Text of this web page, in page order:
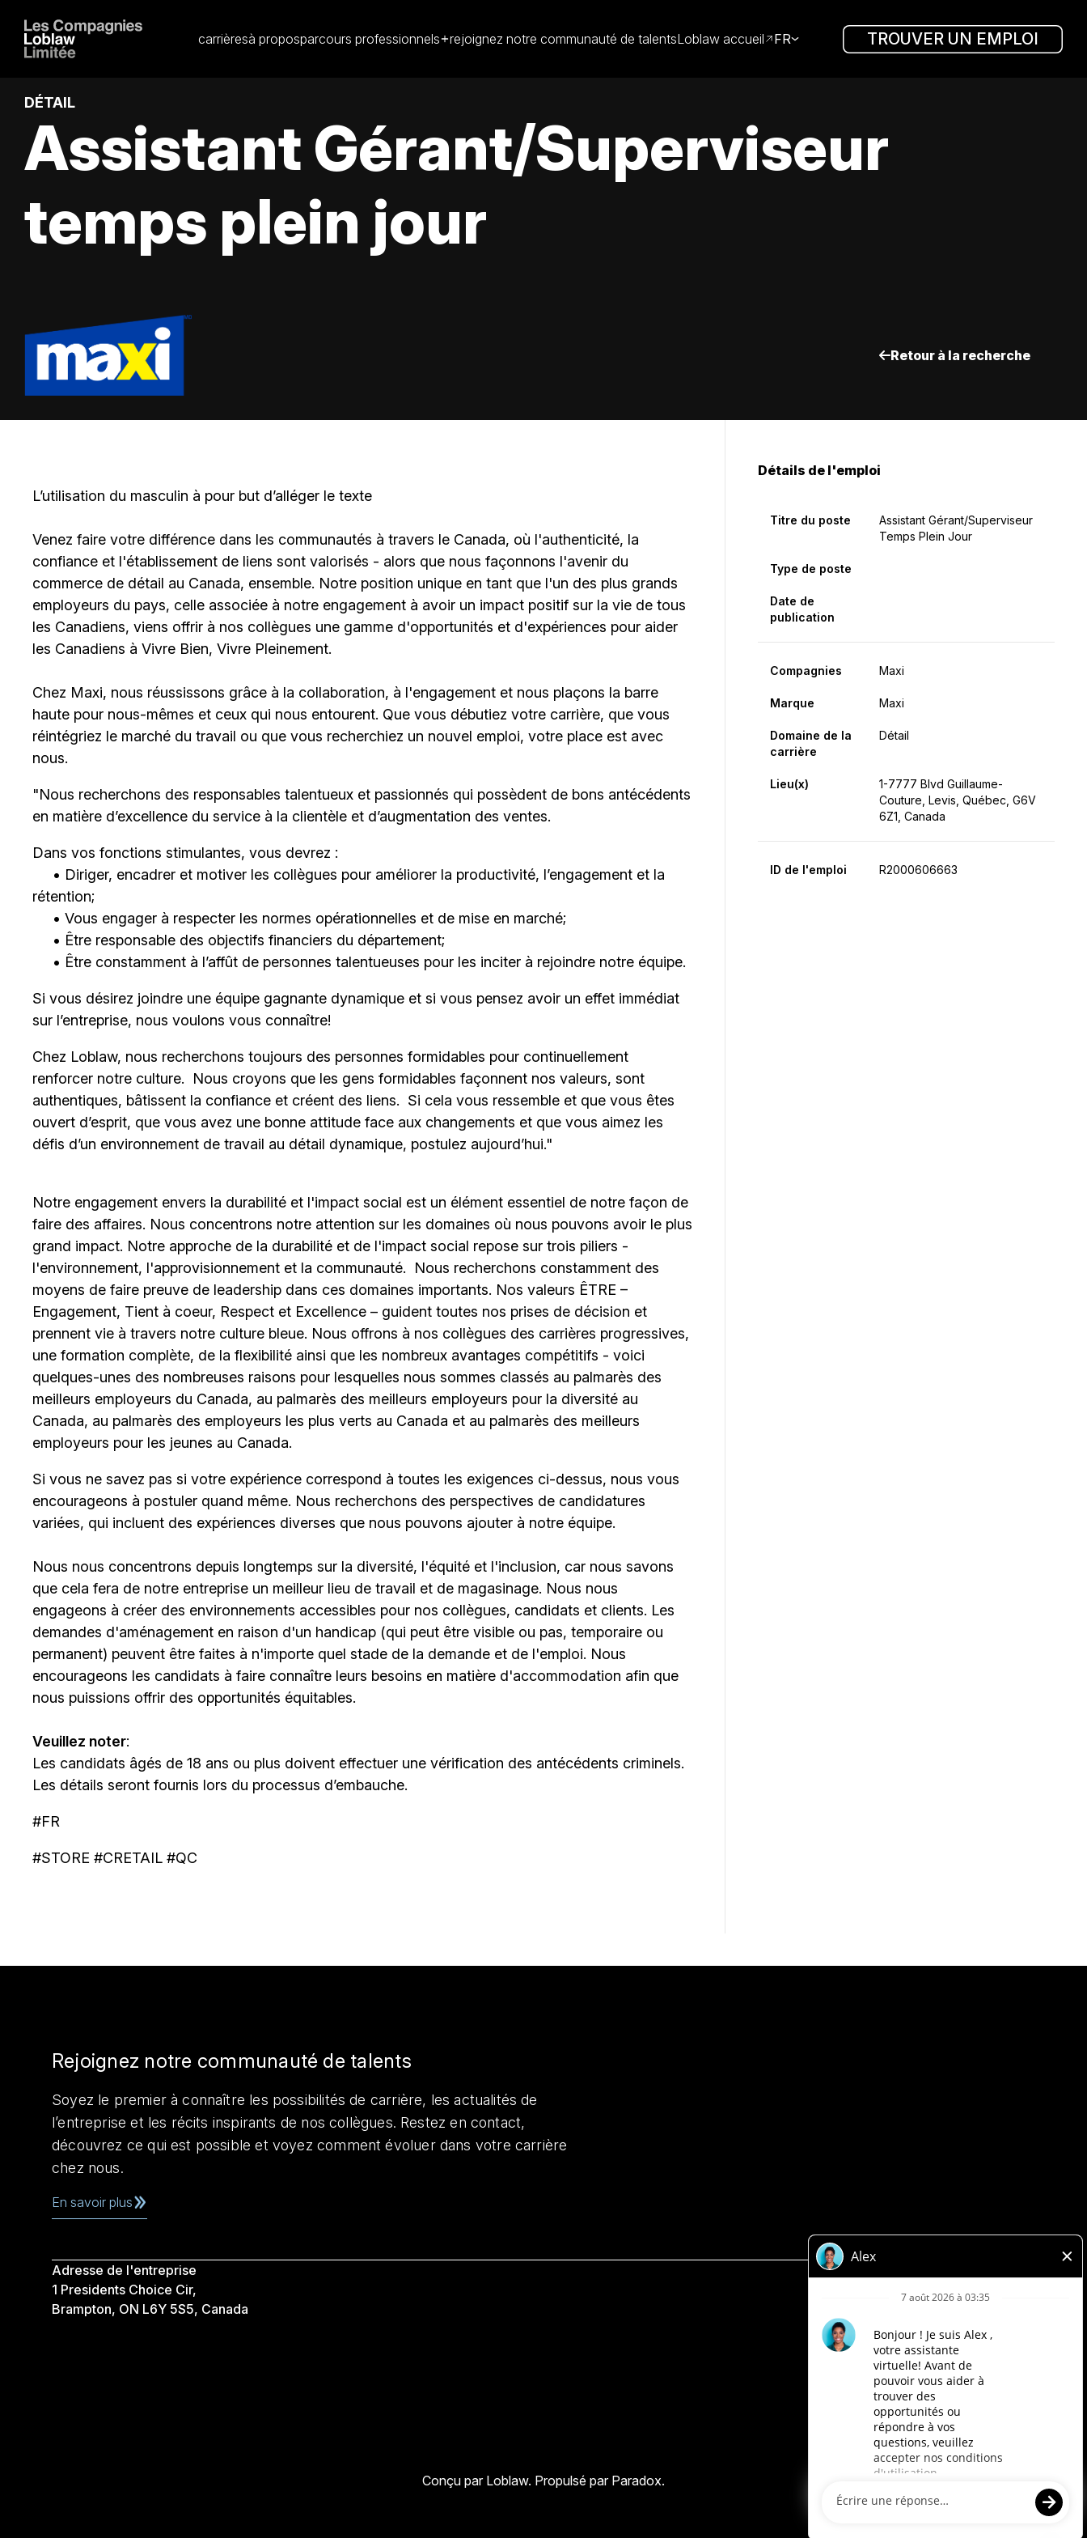
carrièresà proposparcours professionnels rejoignez notre communauté de talentsLoblaw accueil FR TROUVER UN EMPLOI
DÉTAIL
Assistant Gérant/Superviseur
temps plein jour
Retour à la recherche
L’utilisation du masculin à pour but d’alléger le texte
Venez faire votre différence dans les communautés à travers le Canada, où l'authenticité, la
confiance et l'établissement de liens sont valorisés - alors que nous façonnons l'avenir du
commerce de détail au Canada, ensemble. Notre position unique en tant que l'un des plus grands
employeurs du pays, celle associée à notre engagement à avoir un impact positif sur la vie de tous
les Canadiens, viens offrir à nos collègues une gamme d'opportunités et d'expériences pour aider
les Canadiens à Vivre Bien, Vivre Pleinement.
Chez Maxi, nous réussissons grâce à la collaboration, à l'engagement et nous plaçons la barre
haute pour nous-mêmes et ceux qui nous entourent. Que vous débutiez votre carrière, que vous
réintégriez le marché du travail ou que vous recherchiez un nouvel emploi, votre place est avec
nous.
"Nous recherchons des responsables talentueux et passionnés qui possèdent de bons antécédents
en matière d’excellence du service à la clientèle et d’augmentation des ventes.
Dans vos fonctions stimulantes, vous devrez :
• Diriger, encadrer et motiver les collègues pour améliorer la productivité, l’engagement et la
rétention;
• Vous engager à respecter les normes opérationnelles et de mise en marché;
• Être responsable des objectifs financiers du département;
• Être constamment à l’affût de personnes talentueuses pour les inciter à rejoindre notre équipe.
Si vous désirez joindre une équipe gagnante dynamique et si vous pensez avoir un effet immédiat
sur l’entreprise, nous voulons vous connaître!
Chez Loblaw, nous recherchons toujours des personnes formidables pour continuellement
renforcer notre culture. Nous croyons que les gens formidables façonnent nos valeurs, sont
authentiques, bâtissent la confiance et créent des liens. Si cela vous ressemble et que vous êtes
ouvert d’esprit, que vous avez une bonne attitude face aux changements et que vous aimez les
défis d’un environnement de travail au détail dynamique, postulez aujourd’hui."
Notre engagement envers la durabilité et l'impact social est un élément essentiel de notre façon de
faire des affaires. Nous concentrons notre attention sur les domaines où nous pouvons avoir le plus
grand impact. Notre approche de la durabilité et de l'impact social repose sur trois piliers -
l'environnement, l'approvisionnement et la communauté.
Nous recherchons constamment des
moyens de faire preuve de leadership dans ces domaines importants. Nos valeurs ÊTRE –
Engagement, Tient à coeur, Respect et Excellence – guident toutes nos prises de décision et
prennent vie à travers notre culture bleue. Nous offrons à nos collègues des carrières progressives,
une formation complète, de la flexibilité ainsi que les nombreux avantages compétitifs - voici
quelques-unes des nombreuses raisons pour lesquelles nous sommes classés au palmarès des
meilleurs employeurs du Canada, au palmarès des meilleurs employeurs pour la diversité au
Canada, au palmarès des employeurs les plus verts au Canada et au palmarès des meilleurs
employeurs pour les jeunes au Canada.
Si vous ne savez pas si votre expérience correspond à toutes les exigences ci-dessus, nous vous
encourageons à postuler quand même. Nous recherchons des perspectives de candidatures
variées, qui incluent des expériences diverses que nous pouvons ajouter à notre équipe.
Nous nous concentrons depuis longtemps sur la diversité, l'équité et l'inclusion, car nous savons
que cela fera de notre entreprise un meilleur lieu de travail et de magasinage. Nous nous
engageons à créer des environnements accessibles pour nos collègues, candidats et clients. Les
demandes d'aménagement en raison d'un handicap (qui peut être visible ou pas, temporaire ou
permanent) peuvent être faites à n'importe quel stade de la demande et de l'emploi. Nous
encourageons les candidats à faire connaître leurs besoins en matière d'accommodation afin que
nous puissions offrir des opportunités équitables.
Veuillez noter:
Les candidats âgés de 18 ans ou plus doivent effectuer une vérification des antécédents criminels.
Les détails seront fournis lors du processus d’embauche.
#FR
#STORE #CRETAIL #QC
Détails de l'emploi
Titre du poste
Assistant Gérant/Superviseur
Temps Plein Jour
Type de poste
Date de
publication
Compagnies Maxi
Marque Maxi
Domaine de la
carrière
Détail
Lieu(x)
1-7777 Blvd Guillaume-
Couture, Levis, Québec, G6V
6Z1, Canada
ID de l'emploi R2000606663
Rejoignez notre communauté de talents
Soyez le premier à connaître les possibilités de carrière, les actualités de
l’entreprise et les récits inspirants de nos collègues. Restez en contact,
découvrez ce qui est possible et voyez comment évoluer dans votre carrière
chez nous.
En savoir plus
Adresse de l'entreprise
1 Presidents Choice Cir,
Brampton, ON L6Y 5S5, Canada
Légale
Accessibilité
Compagnies Loblaw
Conçu par Loblaw. Propulsé par Paradox.